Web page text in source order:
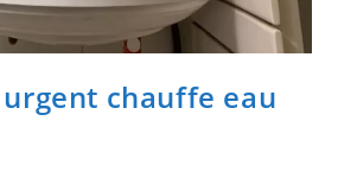
chauffe eau